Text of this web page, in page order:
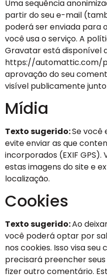
Uma sequência
partir do seu e-mail
poderá ser enviada para
você usa o serviço. A
Gravatar está disponível
https://automattic.com/
aprovação do seu
visível publicamente
Mídia
Texto sugerido:Se você
evite enviar as que
incorporados (EXIF
estas imagens do site e
localização.
Cookies
Texto sugerido:Ao
você poderá optar por
nos cookies. Isso visa
precisará preencher
fizer outro comentário.